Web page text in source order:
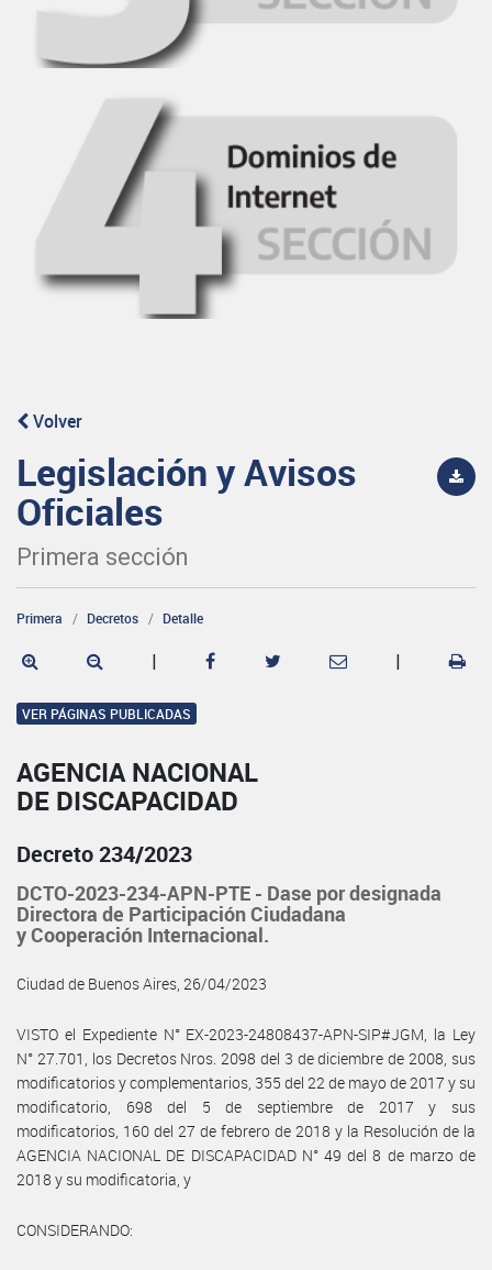
Volver
Legislación y Avisos
Oficiales
Primera sección
Primera Decretos Detalle
| |
VER PÁGINAS PUBLICADAS
AGENCIA NACIONAL
DE DISCAPACIDAD
Decreto 234/2023
DCTO-2023-234-APN-PTE - Dase por designada
Directora de Participación Ciudadana
y Cooperación Internacional.
Ciudad de Buenos Aires, 26/04/2023
VISTO el Expediente N° EX-2023-24808437-APN-SIP#JGM, la Ley
N° 27.701, los Decretos Nros. 2098 del 3 de diciembre de 2008, sus
modificatorios y complementarios, 355 del 22 de mayo de 2017 y su
modificatorio, 698 del 5 de septiembre de 2017 y sus
modificatorios, 160 del 27 de febrero de 2018 y la Resolución de la
AGENCIA NACIONAL DE DISCAPACIDAD N° 49 del 8 de marzo de
2018 y su modificatoria, y
CONSIDERANDO: